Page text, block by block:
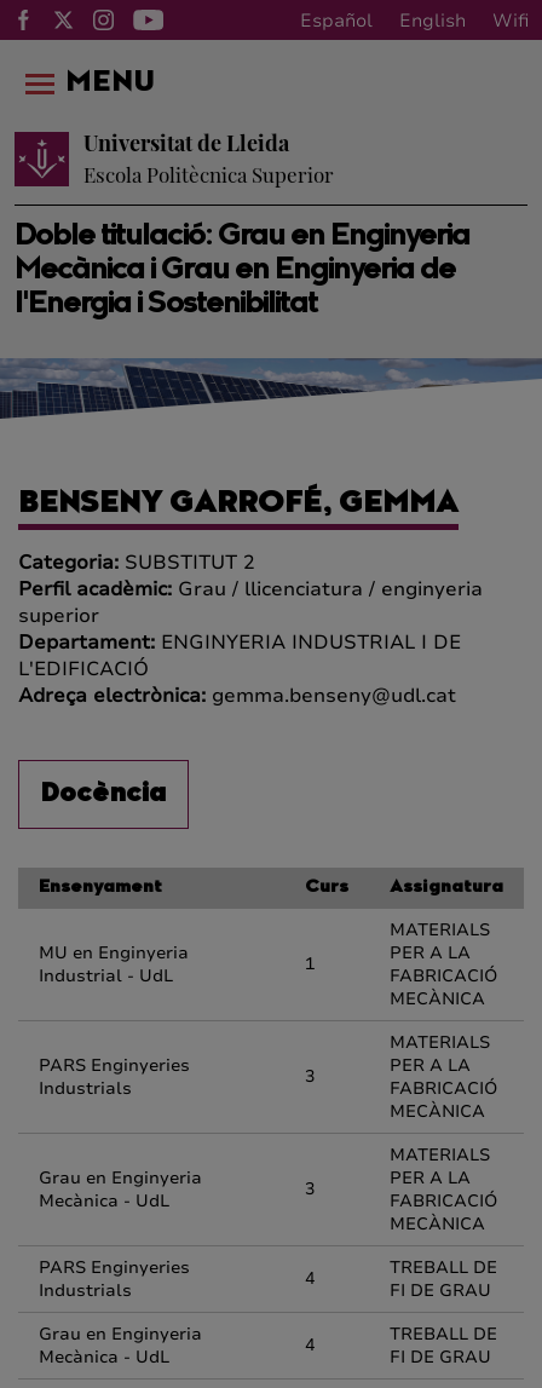
Español English Wifi
Doble titulació: Grau en Enginyeria
Mecànica i Grau en Enginyeria de
l'Energia i Sostenibilitat
Universitat de Lleida
Escola Politècnica Superior
MENU
BENSENY GARROFÉ, GEMMA
Categoria: SUBSTITUT 2
Perfil acadèmic: Grau / llicenciatura / enginyeria
superior
Departament: ENGINYERIA INDUSTRIAL I DE
L'EDIFICACIÓ
Adreça electrònica: gemma.benseny@udl.cat
Docència
Ensenyament Curs Assignatura
MU en Enginyeria
Industrial - UdL
1
MATERIALS
PER A LA
FABRICACIÓ
MECÀNICA
PARS Enginyeries
Industrials
3
MATERIALS
PER A LA
FABRICACIÓ
MECÀNICA
Grau en Enginyeria
Mecànica - UdL
3
MATERIALS
PER A LA
FABRICACIÓ
MECÀNICA
PARS Enginyeries
Industrials
4
TREBALL DE
FI DE GRAU
Grau en Enginyeria
Mecànica - UdL
4
TREBALL DE
FI DE GRAU